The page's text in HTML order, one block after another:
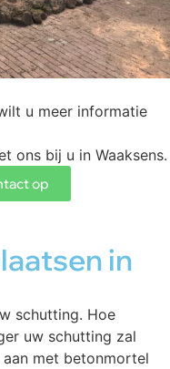
u meer informatie
ons bij u in Waaksens.
op
in
schutting. Hoe
uw schutting zal
met betonmortel